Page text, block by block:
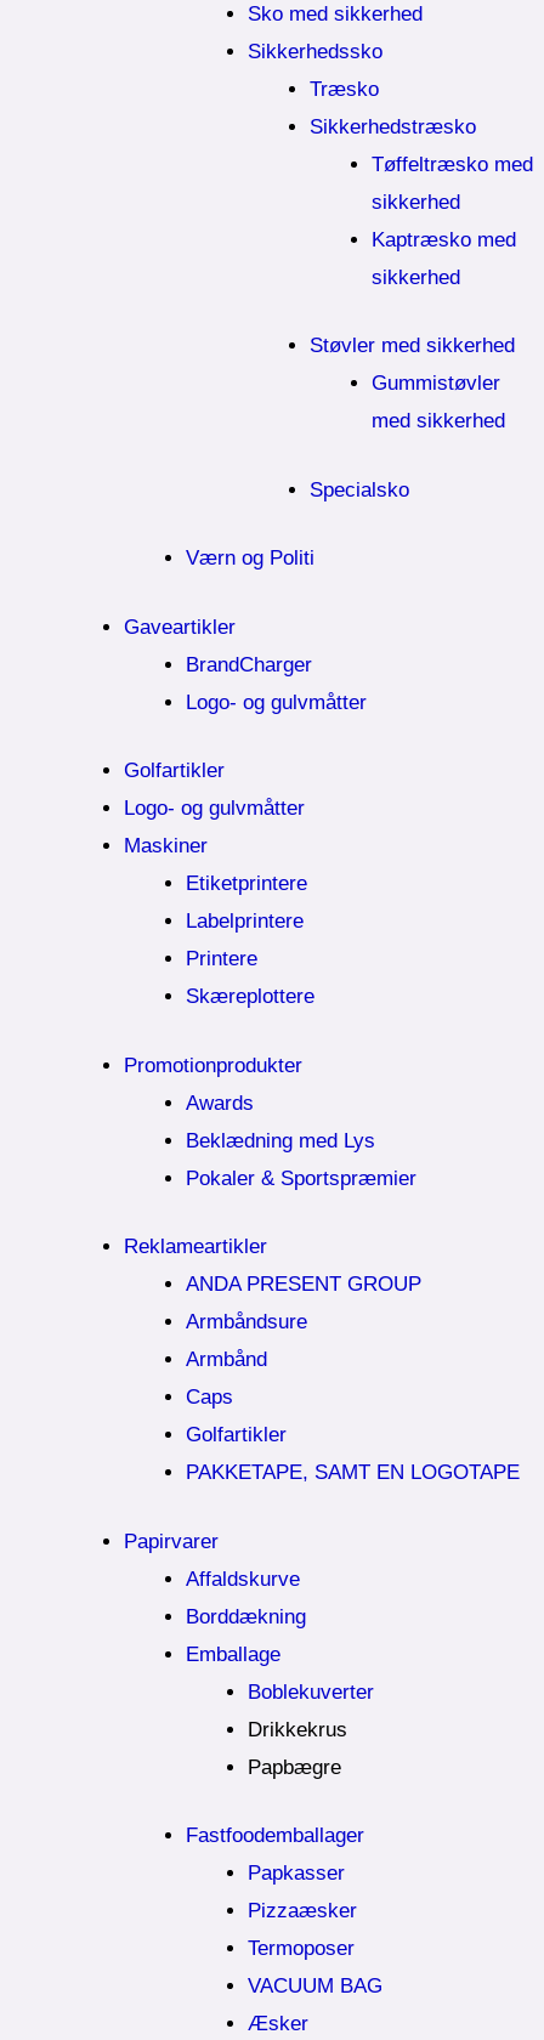
Sko med sikkerhed
Sikkerhedssko
Træsko
Sikkerhedstræsko
Tøffeltræsko med
sikkerhed
Kaptræsko med
sikkerhed
Støvler med sikkerhed
Gummistøvler
med sikkerhed
Specialsko
Værn og Politi
Gaveartikler
BrandCharger
Logo- og gulvmåtter
Golfartikler
Logo- og gulvmåtter
Maskiner
Etiketprintere
Labelprintere
Printere
Skæreplottere
Promotionprodukter
Awards
Beklædning med Lys
Pokaler & Sportspræmier
Reklameartikler
ANDA PRESENT GROUP
Armbåndsure
Armbånd
Caps
Golfartikler
PAKKETAPE, SAMT EN LOGOTAPE
Papirvarer
Affaldskurve
Borddækning
Emballage
Boblekuverter
Drikkekrus
Papbægre
Fastfoodemballager
Papkasser
Pizzaæsker
Termoposer
VACUUM BAG
Æsker